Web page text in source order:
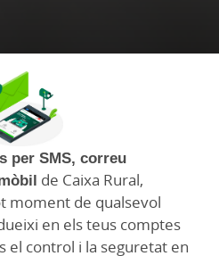
per SMS, correu
de Caixa Rural,
moment de qualsevol
en els teus comptes
el control i la seguretat en